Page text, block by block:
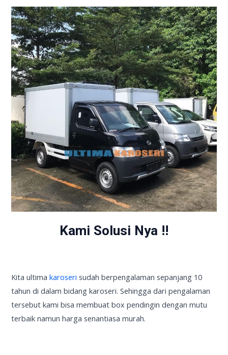
Kami Solusi Nya !!
Kita ultimakaroseri sudah berpengalaman sepanjang 10
tahun di dalam bidang karoseri. Sehingga dari pengalaman
tersebut kami bisa membuat box pendingin dengan mutu
terbaik namun harga senantiasa murah.